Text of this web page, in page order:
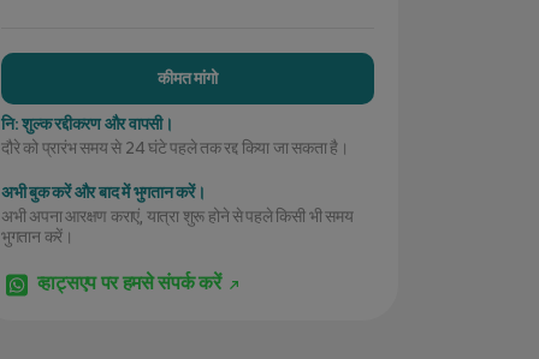
कीमत मांगो
नि: शुल्क रद्दीकरण और वापसी।
दौरे को प्रारंभ समय से 24 घंटे पहले तक रद्द किया जा सकता है।
अभी बुक करें और बाद में भुगतान करें।
अभी अपना आरक्षण कराएं, यात्रा शुरू होने से पहले किसी भी समय
भुगतान करें।
व्हाट्सएप पर हमसे संपर्क करें